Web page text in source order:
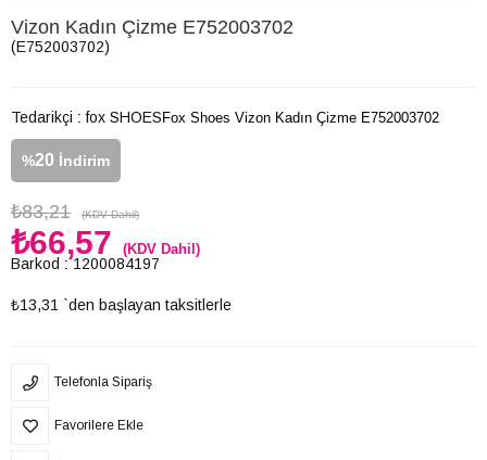
Vizon Kadın Çizme E752003702
(E752003702)
Tedarikçi : fox SHOES
%20 İndirim
₺83,21 (KDV Dahil)
₺66,57 (KDV Dahil)
Barkod : 1200084197
₺13,31 `den başlayan taksitlerle
Fox Shoes Vizon Kadın Çizme E752003702
Telefonla Sipariş
Favorilere Ekle